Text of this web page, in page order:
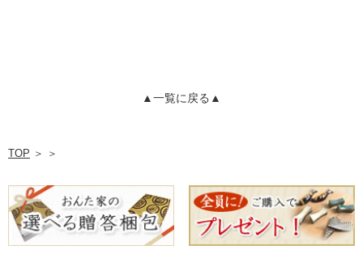
▲一覧に戻る▲
TOP ＞ ＞